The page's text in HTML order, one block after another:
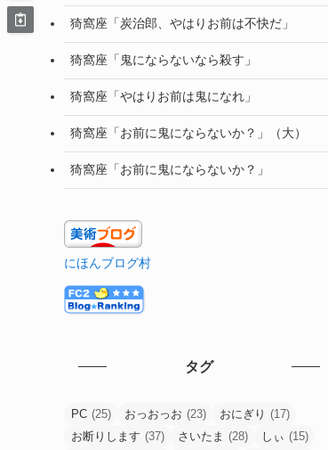
猗窩座「炭治郎、やはりお前は不快だ」
猗窩座「鬼にならないなら殺す」
猗窩座「やはりお前は鬼になれ」
猗窩座「お前に鬼にならないか？」（大）
猗窩座「お前に鬼にならないか？」
にほんブログ村
タグ
PC (25) おっおっお (23) おにぎり (17)
お断りします (37) さいたま (28) しぃ (15)